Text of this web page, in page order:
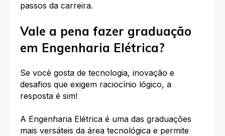
passos da carreira.
Vale a pena fazer graduação
em Engenharia Elétrica?
Se você gosta de tecnologia, inovação e
desafios que exigem raciocínio lógico, a
resposta é sim!
A Engenharia Elétrica é uma das graduações
mais versáteis da área tecnológica e permite